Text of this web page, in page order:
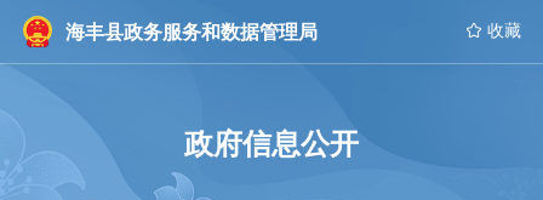
海丰县政务服务和数据管理局  收藏
政府信息公开